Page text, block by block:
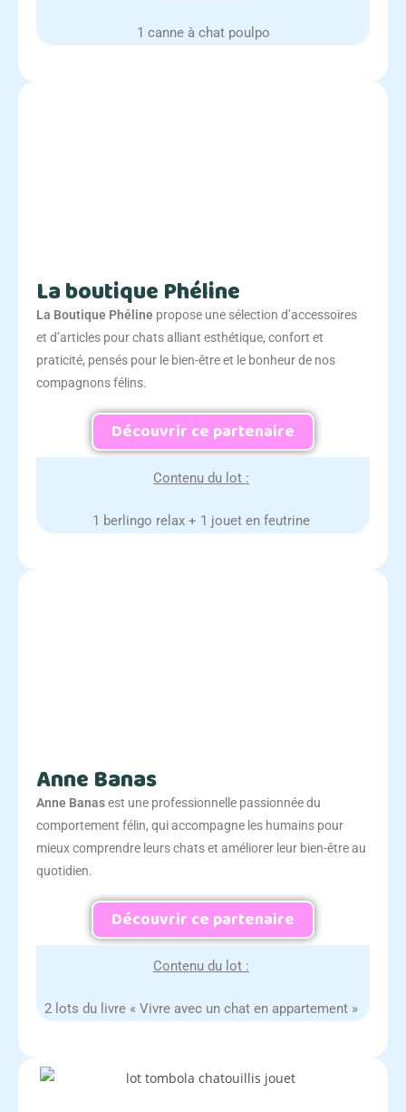
1 canne à chat poulpo
La boutique Phéline
La Boutique Phéline propose une sélection d’accessoires
et d’articles pour chats alliant esthétique, confort et
praticité, pensés pour le bien-être et le bonheur de nos
compagnons félins.
Découvrir ce partenaire
Contenu du lot :
1 berlingo relax + 1 jouet en feutrine
Anne Banas
Anne Banasest une professionnelle passionnée du
comportement félin, qui accompagne les humains pour
mieux comprendre leurs chats et améliorer leur bien-être au
quotidien.
Découvrir ce partenaire
Contenu du lot :
2 lots du livre « Vivre avec un chat en appartement »